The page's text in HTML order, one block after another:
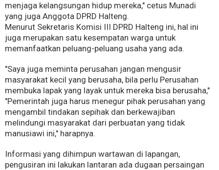
menjaga kelangsungan hidup mereka," cetus Munadi
yang juga Anggota DPRD Halteng.
Menurut Sekretaris Komisi III DPRD Halteng ini, hal ini
juga merupakan satu kesempatan warga untuk
memanfaatkan peluang-peluang usaha yang ada.
"Saya juga meminta perusahan jangan mengusir
masyarakat kecil yang berusaha, bila perlu Perusahan
membuka lapak yang layak untuk mereka bisa berusaha,"
"Pemerintah juga harus menegur pihak perusahan yang
mengambil tindakan sepihak dan berkewajiban
melindungi masyarakat dari perbuatan yang tidak
manusiawi ini," harapnya.
Informasi yang dihimpun wartawan di lapangan,
pengusiran ini lakukan lantaran ada dugaan persaingan